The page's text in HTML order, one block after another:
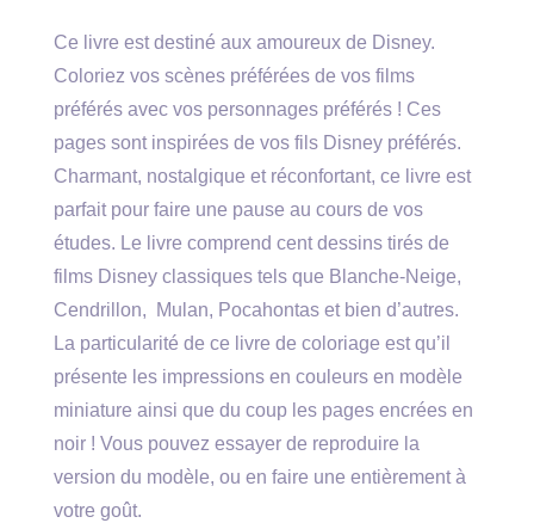
Ce livre est destiné aux amoureux de Disney.
Coloriez vos scènes préférées de vos films
préférés avec vos personnages préférés ! Ces
pages sont inspirées de vos fils Disney préférés.
Charmant, nostalgique et réconfortant, ce livre est
parfait pour faire une pause au cours de vos
études. Le livre comprend cent dessins tirés de
films Disney classiques tels que Blanche-Neige,
Cendrillon, Mulan, Pocahontas et bien d’autres.
La particularité de ce livre de coloriage est qu’il
présente les impressions en couleurs en modèle
miniature ainsi que du coup les pages encrées en
noir ! Vous pouvez essayer de reproduire la
version du modèle, ou en faire une entièrement à
votre goût.